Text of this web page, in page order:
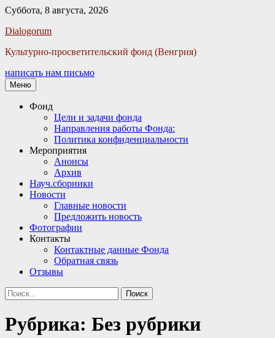
Суббота, 8 августа, 2026
Dialogorum
Культурно-просветительский фонд (Венгрия)
написать нам письмо
Меню
Основное
Фонд
Цели и задачи фонда
Направления работы Фонда:
Политика конфиденциальности
Мероприятия
Анонсы
Архив
Науч.сборники
Новости
Главные новости
Предложить новость
Фотографии
Контакты
Контактные данные Фонда
Обратная связь
Отзывы
Поиск
Найти:
Рубрика: Без рубрики